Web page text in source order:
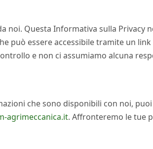
Questa Informativa sulla Privacy
può essere accessibile tramite un
e non ci assumiamo alcuna
che sono disponibili con noi, puoi
agrimeccanica.it. Affronteremo le tue